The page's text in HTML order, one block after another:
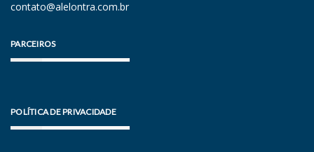
contato@alelontra.com.br
PARCEIROS
POLÍTICA DE PRIVACIDADE